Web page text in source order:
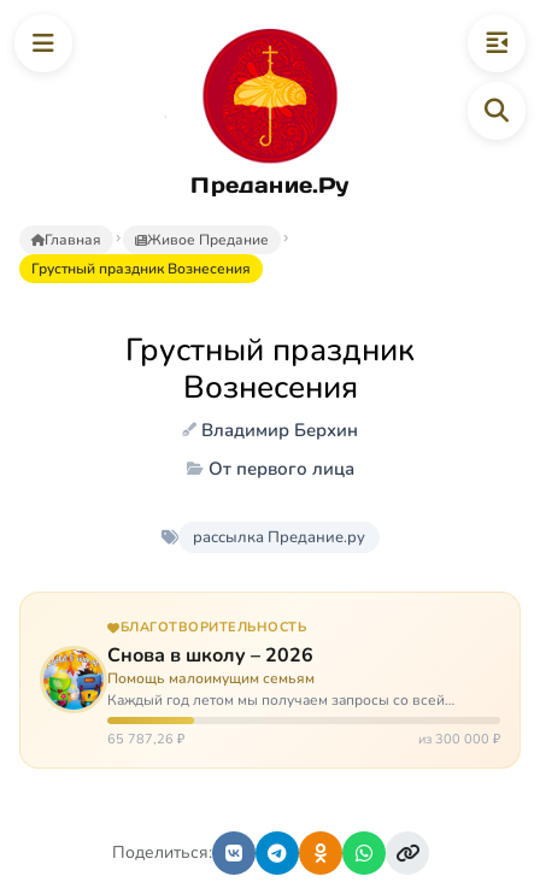
Предание.Ру
Главная
Живое Предание
Грустный праздник Вознесения
Грустный праздник
Вознесения
Владимир Берхин
От первого лица
рассылка Предание.ру
БЛАГОТВОРИТЕЛЬНОСТЬ
Снова в школу – 2026
Помощь малоимущим семьям
Каждый год летом мы получаем запросы со всей
России: помогите собраться в школу. Семьи с больными
детьми или родителями, семьи без пап или мам,
65 787,26 ₽ из 300 000 ₽
Поделиться: